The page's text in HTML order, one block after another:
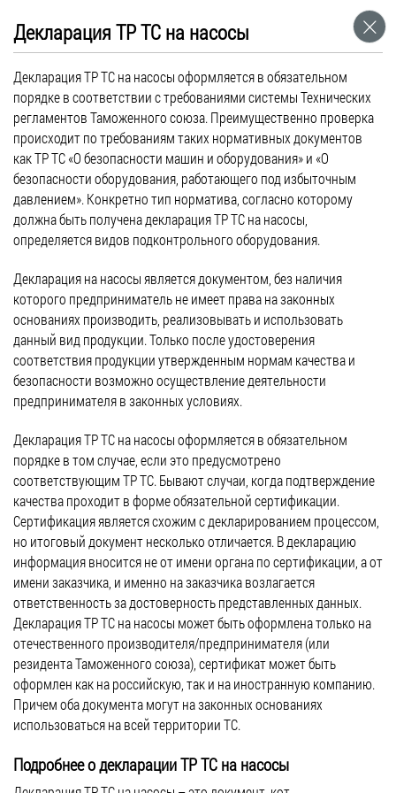
Декларация ТР ТС на насосы
Декларация ТР ТС на насосы оформляется в обязательном
порядке в соответствии с требованиями системы Технических
регламентов Таможенного союза. Преимущественно проверка
происходит по требованиям таких нормативных документов
как ТР ТС «О безопасности машин и оборудования» и «О
безопасности оборудования, работающего под избыточным
давлением». Конкретно тип норматива, согласно которому
должна быть получена декларация ТР ТС на насосы,
определяется видов подконтрольного оборудования.
Декларация на насосы является документом, без наличия
которого предприниматель не имеет права на законных
основаниях производить, реализовывать и использовать
данный вид продукции. Только после удостоверения
соответствия продукции утвержденным нормам качества и
безопасности возможно осуществление деятельности
предпринимателя в законных условиях.
Декларация ТР ТС на насосы оформляется в обязательном
порядке в том случае, если это предусмотрено
соответствующим ТР ТС. Бывают случаи, когда подтверждение
качества проходит в форме обязательной сертификации.
Сертификация является схожим с декларированием процессом,
но итоговый документ несколько отличается. В декларацию
информация вносится не от имени органа по сертификации, а от
имени заказчика, и именно на заказчика возлагается
ответственность за достоверность представленных данных.
Декларация ТР ТС на насосы может быть оформлена только на
отечественного производителя/предпринимателя (или
резидента Таможенного союза), сертификат может быть
оформлен как на российскую, так и на иностранную компанию.
Причем оба документа могут на законных основаниях
использоваться на всей территории ТС.
Подробнее о декларации ТР ТС на насосы
ГОСТ 23166-99 «Блоки оконные. Общие
технические условия» подвергся
изменениям
Сентябрь 01, 2016
Новости
ГОСТ 23166-99 «Блоки оконные. Общие технические условия»
подвергся изменениям – в него добавлены два новых
требования. В первую очередь, все оконные блоки должны быть
оснащены системой параллельно-выдвижного открывания, что
позволит проветривать используемое помещения путем
блока. Кроме этого, каждое окно должно быть укомплектовано
замком безопасности, применение которого будет блокировать
[…]
органического производства разработан
новый национальный стандарт
Август 26, 2016
Новости
Для добровольной сертификации продуктов органического
производства разработан новый национальный стандарт — ГОСТ
Р 57022-2016 «Продукция органического производства. Порядок
проведения добровольной сертификации». Его применение
позволит предпринимателям (производителям и поставщикам)
повысить имидж собственной компании и укрепить
конкурентоспособность товара на рынке. Новый ГОСТ должен
вступить в силу с начала 2017 года. Разработка нового
госстандарта осуществлялась на основе ранее […]